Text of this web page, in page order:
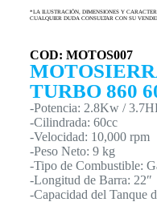
*LA ILUSTRACIÓN, DIMENSIONES Y
CUALQUIER DUDA CONSULTAR CON SU
COD: MOTOS007
TURBO 860
-Potencia: 2.8Kw /
-Cilindrada: 60cc
-Velocidad: 10,000 rpm
-Peso Neto: 9 kg
-Tipo de Combustible:
-Longitud de Barra: 22″
-Capacidad del Tanque